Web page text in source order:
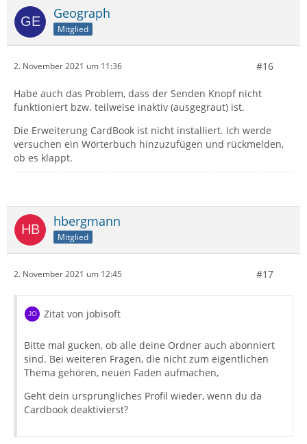
Geograph
Mitglied
2. November 2021 um 11:36 #16
Habe auch das Problem, dass der Senden Knopf nicht
funktioniert bzw. teilweise inaktiv (ausgegraut) ist.
Die Erweiterung CardBook ist nicht installiert. Ich werde
versuchen ein Wörterbuch hinzuzufügen und rückmelden,
ob es klappt.
hbergmann
Mitglied
2. November 2021 um 12:45 #17
Zitat von jobisoft
Bitte mal gucken, ob alle deine Ordner auch abonniert
sind. Bei weiteren Fragen, die nicht zum eigentlichen
Thema gehören, neuen Faden aufmachen,
Geht dein ursprüngliches Profil wieder, wenn du da
Cardbook deaktivierst?